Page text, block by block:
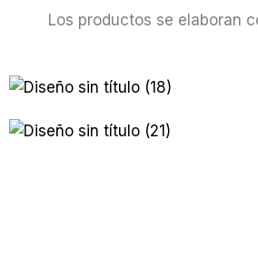
Los productos se elaboran